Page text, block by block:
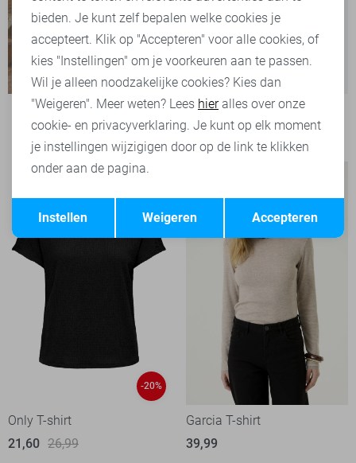
Only T-shirt
19,99
-20%
Only T-shirt
21,60 26,99
Garcia T-shirt
39,99
Terug Opslaan
bieden. Je kunt zelf bepalen welke cookies je
accepteert. Klik op "Accepteren" voor alle cookies, of
kies "Instellingen" om je voorkeuren aan te passen.
Wil je alleen noodzakelijke cookies? Kies dan
"Weigeren". Meer weten? Lees hieralles over onze
cookie- en privacyverklaring. Je kunt op elk moment
je instellingen wijzigigen door op de link te klikken
onder aan de pagina.
Accepteren
Weigeren
Instellen